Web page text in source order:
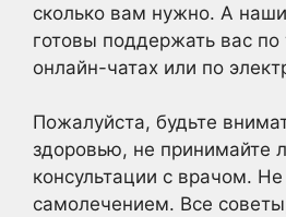
сколько вам нужно. А
готовы поддержать вас по
онлайн-чатах или по
Пожалуйста, будьте
здоровью, не принимайте
консультации с врачом.
самолечением. Все